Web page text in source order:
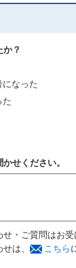
？
なった
た
せください。
・ご質問はお受
は、
こちら